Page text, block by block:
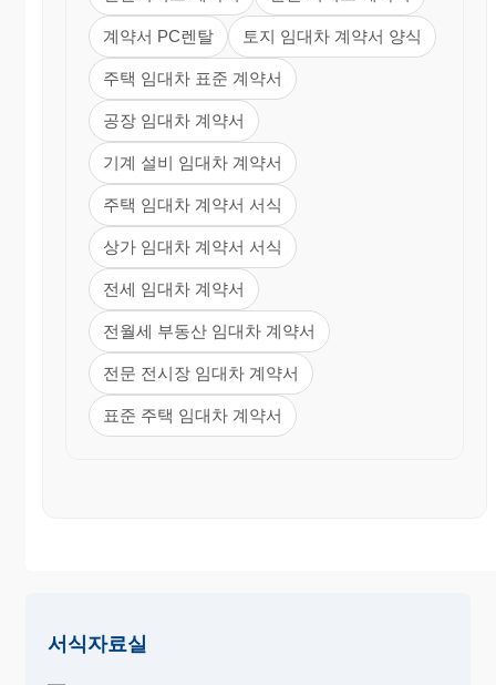
계약서 PC렌탈 토지 임대차 계약서 양식
주택 임대차 표준 계약서
공장 임대차 계약서
기계 설비 임대차 계약서
주택 임대차 계약서 서식
상가 임대차 계약서 서식
전세 임대차 계약서
전월세 부동산 임대차 계약서
전문 전시장 임대차 계약서
표준 주택 임대차 계약서
서식자료실